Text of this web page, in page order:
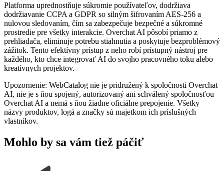
Platforma uprednostňuje súkromie používateľov, dodržiava
dodržiavanie CCPA a GDPR so silným šifrovaním AES-256 a
nulovou sledovaním, čím sa zabezpečuje bezpečné a súkromné ​​
prostredie pre všetky interakcie. Overchat AI pôsobí priamo z
prehliadača, eliminuje potrebu stiahnutia a poskytuje bezproblémový
zážitok. Tento efektívny prístup z neho robí prístupný nástroj pre
každého, kto chce integrovať AI do svojho pracovného toku alebo
kreatívnych projektov.
Upozornenie: WebCatalog nie je pridružený k spoločnosti Overchat
AI, nie je s ňou spojený, autorizovaný ani schválený spoločnosťou
Overchat AI a nemá s ňou žiadne oficiálne prepojenie. Všetky
názvy produktov, logá a značky sú majetkom ich príslušných
vlastníkov.
Mohlo by sa vám tiež páčiť